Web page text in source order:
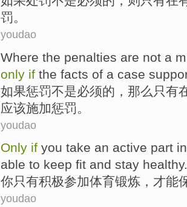
罚。
youdao
Where the penalties are not a
only if the facts of a case
如果惩罚不是必须的 ，那么只有
应该施加惩罚。
youdao
Only if you take an active part in
able to keep fit and stay healthy.
你只有积极参加体育锻炼 ， 才能
youdao